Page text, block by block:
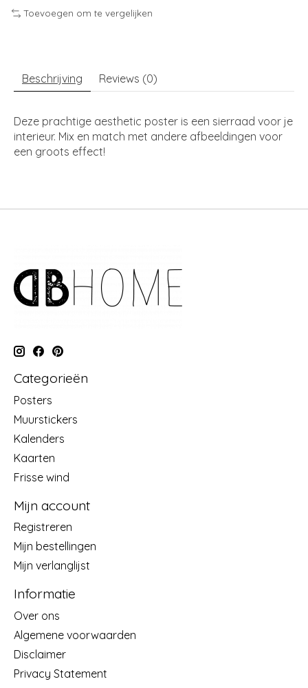
Toevoegen om te vergelijken
Beschrijving Reviews (0)
Deze prachtige aesthetic poster is een sierraad voor je
interieur. Mix en match met andere afbeeldingen voor
een groots effect!
Categorieën
Posters
Muurstickers
Kalenders
Kaarten
Frisse wind
Mijn account
Registreren
Mijn bestellingen
Mijn verlanglijst
Informatie
Over ons
Algemene voorwaarden
Disclaimer
Privacy Statement